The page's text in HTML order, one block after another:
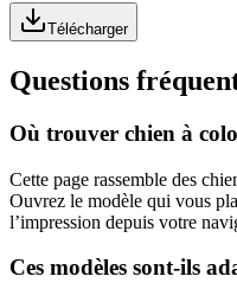
Télécharger
Questions
Où trouver chien à
Cette page rassemble des
Ouvrez le modèle qui vous
l’impression depuis votre
Ces modèles sont-ils